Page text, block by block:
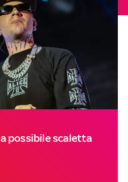
possibile scaletta